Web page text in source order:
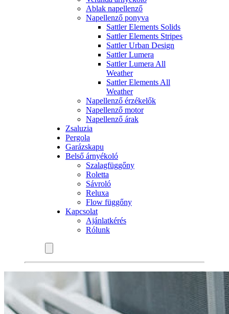
Ablak napellenző
Napellenző ponyva
Sattler Elements Solids
Sattler Elements Stripes
Sattler Urban Design
Sattler Lumera
Sattler Lumera All
Weather
Sattler Elements All
Weather
Napellenző érzékelők
Napellenző motor
Napellenző árak
Zsaluzia
Pergola
Garázskapu
Belső árnyékoló
Szalagfüggőny
Roletta
Sávroló
Reluxa
Flow függőny
Kapcsolat
Ajánlatkérés
Rólunk